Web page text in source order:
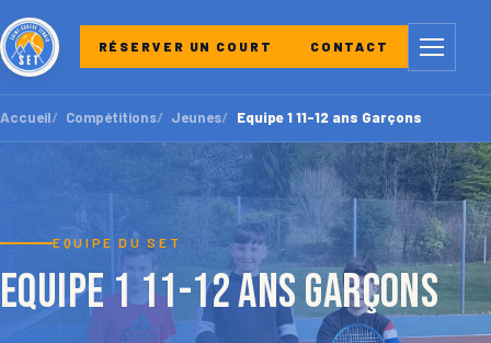
RÉSERVER UN COURT CONTACT Menu
Accueil Compétitions Jeunes Equipe 1 11-12 ans Garçons
EQUIPE DU SET
Equipe 1 11-12 ans Garçons